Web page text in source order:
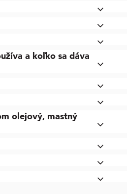
a koľko sa dáva
olejový, mastný